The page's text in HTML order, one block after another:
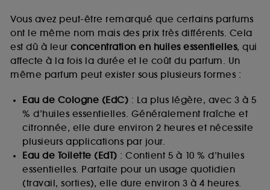
Vous avez peut-être remarqué que certains parfums
ont le même nom mais des prix très différents. Cela
est dû à leur concentration en huiles essentielles, qui
affecte à la fois la durée et le coût du parfum. Un
même parfum peut exister sous plusieurs formes :
Eau de Cologne (EdC) : La plus légère, avec 3 à 5
% d’huiles essentielles. Généralement fraîche et
citronnée, elle dure environ 2 heures et nécessite
plusieurs applications par jour.
Eau de Toilette (EdT) : Contient 5 à 10 % d’huiles
essentielles. Parfaite pour un usage quotidien
(travail, sorties), elle dure environ 3 à 4 heures.